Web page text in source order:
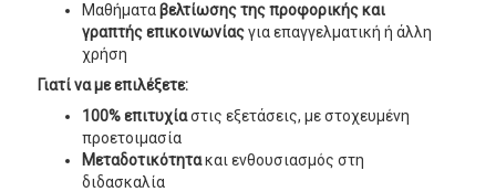
Μαθήματαβελτίωσης της προφορικής και
γραπτής επικοινωνίαςγια επαγγελματική ή άλλη
χρήση
Γιατί να με επιλέξετε:
100% επιτυχίαστις εξετάσεις, με στοχευμένη
προετοιμασία
Μεταδοτικότητακαι ενθουσιασμός στη
διδασκαλία